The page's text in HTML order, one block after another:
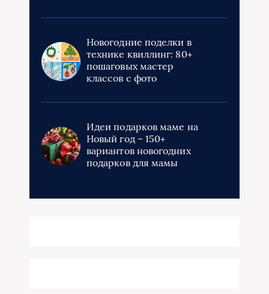
Новогодние поделки в
технике квиллинг: 80+
пошаговых мастер
классов с фото
Идеи подарков маме на
Новый год – 150+
вариантов новогодних
подарков для мамы